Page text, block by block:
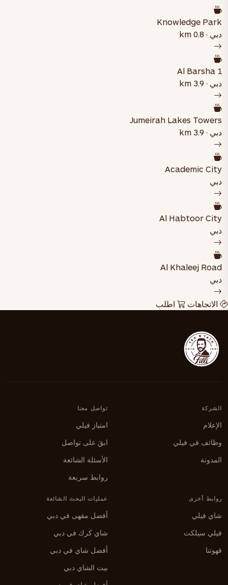
Knowledge Park
دبي · 0.8 km
Al Barsha 1
دبي · 3.9 km
Jumeirah Lakes Towers
دبي · 3.9 km
Academic City
دبي
Al Habtoor City
دبي
Al Khaleej Road
دبي
الاتجاهات اطلب
الشركة
الإعلام
وظائف في فيلي
المدونة
تواصل معنا
امتياز فيلي
ابقَ على تواصل
الأسئلة الشائعة
روابط سريعة
روابط أخرى
شاي فيلي
فيلي سيلكت
قهوتنا
عمليات البحث الشائعة
أفضل مقهى في دبي
شاي كرك في دبي
أفضل شاي في دبي
بيت الشاي دبي